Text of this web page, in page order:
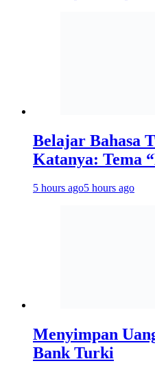
Belajar Bahasa
Katanya: Tema
5 hours ago5 hours ago
Menyimpan
Bank Turki